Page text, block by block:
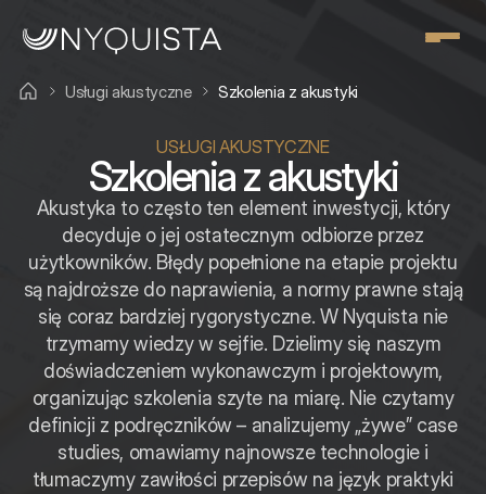
USŁUGI AKUSTYCZNE
Szkolenia z akustyki
Akustyka to często ten element inwestycji, który
decyduje o jej ostatecznym odbiorze przez
użytkowników. Błędy popełnione na etapie projektu
są najdroższe do naprawienia, a normy prawne stają
się coraz bardziej rygorystyczne. W Nyquista nie
trzymamy wiedzy w sejfie. Dzielimy się naszym
doświadczeniem wykonawczym i projektowym,
organizując szkolenia szyte na miarę. Nie czytamy
definicji z podręczników – analizujemy „żywe” case
studies, omawiamy najnowsze technologie i
tłumaczymy zawiłości przepisów na język praktyki
Usługi akustyczne Szkolenia z akustyki